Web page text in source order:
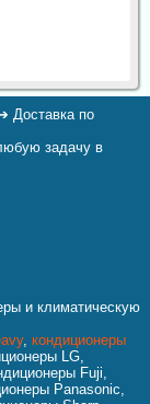
Доставка по
задачу в
и климатическую
, кондиционеры
LG,
Fuji,
Panasonic,